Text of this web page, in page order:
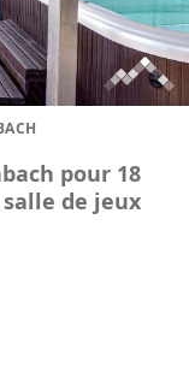
pour 18
de jeux